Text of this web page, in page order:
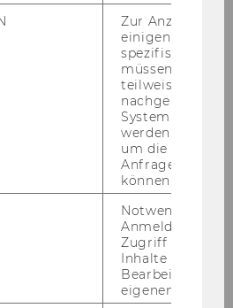
Shop
Flight Database
Management
Limit Check (Simplified)
Creation from a SD
Zur Anzeige von
einigen WU-
spezifischen
müssen
teilweise von
nachgelagerten
System
werden.
um die Antwort
Anfrage
können.
Notwendig für
Anmeldung und
Zugriff auf
Inhalte oder zur
Bearbeitung des
eigenen Profils.